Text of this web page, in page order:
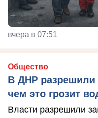
вчера в 07:51
Общество
В ДНР разрешили
чем это грозит
Власти разрешили